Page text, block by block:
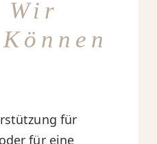
Wir
für
für eine